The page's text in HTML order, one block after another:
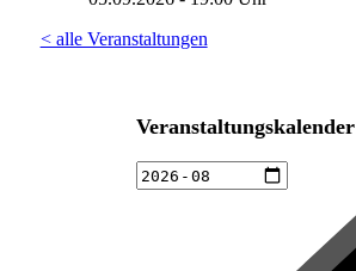
< alle Veranstaltungen
Veranstaltungskalender